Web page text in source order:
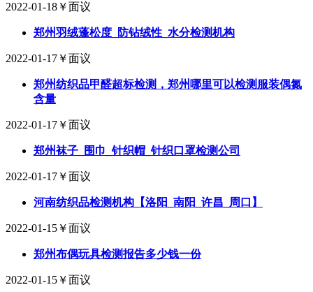
2022-01-18 ￥面议
郑州羽绒蓬松度_防钻绒性_水分检测机构
2022-01-17 ￥面议
郑州纺织品甲醛超标检测，郑州哪里可以检测服装偶氮
含量
2022-01-17 ￥面议
郑州袜子_围巾_针织帽_针织口罩检测公司
2022-01-17 ￥面议
河南纺织品检测机构【洛阳_南阳_许昌_周口】
2022-01-15 ￥面议
郑州布偶玩具检测报告多少钱一份
2022-01-15 ￥面议